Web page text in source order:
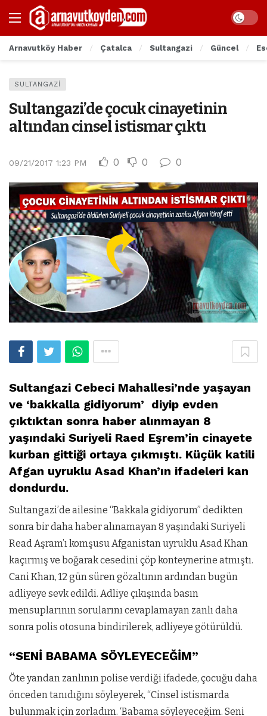
Arnavutköy Haber Çatalca Sultangazi Güncel
SULTANGAZI
Sultangazi’de çocuk cinayetinin
altından cinsel istismar çıktı
09/21/2017 1:23 PM 0 0 0
Sultangazi Cebeci Mahallesi’nde yaşayan
ve ‘bakkalla gidiyorum’ diyip evden
çıktıktan sonra haber alınmayan 8
yaşındaki Suriyeli Raed Eşrem’in cinayete
kurban gittiği ortaya çıkmıştı. Küçük katili
Afgan uyruklu Asad Khan’ın ifadeleri kan
dondurdu.
Sultangazi’de ailesine “Bakkala gidiyorum” dedikten
sonra bir daha haber alınamayan 8 yaşındaki Suriyeli
Read Aşram’ı komşusu Afganistan uyruklu Asad Khan
kaçırmış ve boğarak cesedini çöp konteynerine atmıştı.
Cani Khan, 12 gün süren gözaltının ardından bugün
adliyeye sevk edildi. Adliye çıkışında basın
mensuplarının sorularını cevaplamayan zanlı daha
sonra polis otosuna bindirilerek, adliyeye götürüldü.
“SENİ BABAMA SÖYLEYECEĞİM”
Öte yandan zanlının polise verdiği ifadede, çocuğu daha
önceden tanıdığını söyleyerek, “Cinsel istismarda
bulunmak için zorladım. ‘Babama söyleyeceğim. Seni